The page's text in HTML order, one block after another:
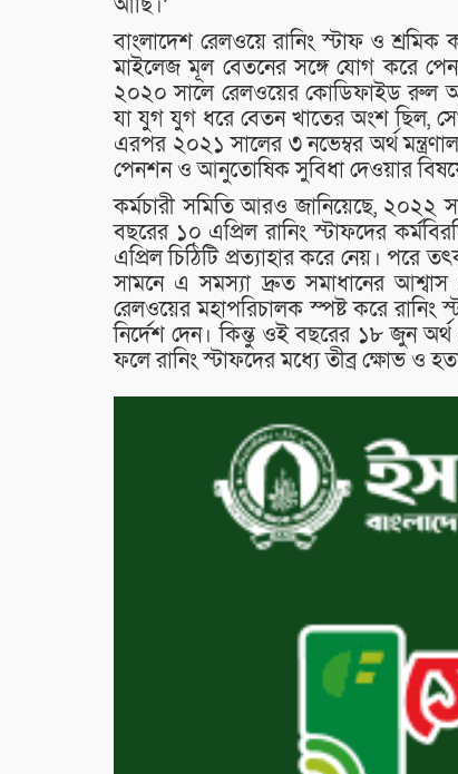
আছি।’
বাংলাদেশ রেলওয়ে রানিং স্টাফ ও শ্রমিক
মাইলেজ মূল বেতনের সঙ্গে যোগ করে
২০২০ সালে রেলওয়ের কোডিফাইড রুল
যা যুগ যুগ ধরে বেতন খাতের অংশ ছিল,
এরপর ২০২১ সালের ৩ নভেম্বর অর্থ
পেনশন ও আনুতোষিক সুবিধা দেওয়ার
কর্মচারী সমিতি আরও জানিয়েছে, ২০২২
বছরের ১০ এপ্রিল রানিং স্টাফদের
এপ্রিল চিঠিটি প্রত্যাহার করে নেয়। পরে
সামনে এ সমস্যা দ্রুত সমাধানের
রেলওয়ের মহাপরিচালক স্পষ্ট করে
নির্দেশ দেন। কিন্তু ওই বছরের ১৮ জুন
ফলে রানিং স্টাফদের মধ্যে তীব্র ক্ষোভ ও